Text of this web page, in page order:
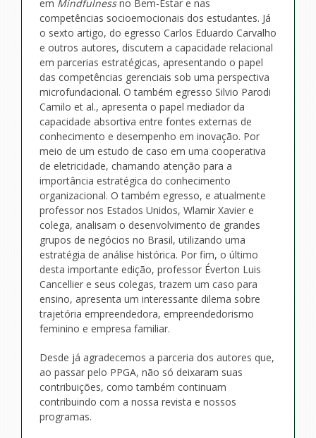
em Mindfulnessno Bem-Estar e nas
competências socioemocionais dos estudantes. Já
o sexto artigo, do egresso Carlos Eduardo Carvalho
e outros autores, discutem a capacidade relacional
em parcerias estratégicas, apresentando o papel
das competências gerenciais sob uma perspectiva
microfundacional. O também egresso Silvio Parodi
Camilo et al., apresenta o papel mediador da
capacidade absortiva entre fontes externas de
conhecimento e desempenho em inovação. Por
meio de um estudo de caso em uma cooperativa
de eletricidade, chamando atenção para a
importância estratégica do conhecimento
organizacional. O também egresso, e atualmente
professor nos Estados Unidos, Wlamir Xavier e
colega, analisam o desenvolvimento de grandes
grupos de negócios no Brasil, utilizando uma
estratégia de análise histórica. Por fim, o último
desta importante edição, professor Éverton Luis
Cancellier e seus colegas, trazem um caso para
ensino, apresenta um interessante dilema sobre
trajetória empreendedora, empreendedorismo
feminino e empresa familiar.
Desde já agradecemos a parceria dos autores que,
ao passar pelo PPGA, não só deixaram suas
contribuições, como também continuam
contribuindo com a nossa revista e nossos
programas.